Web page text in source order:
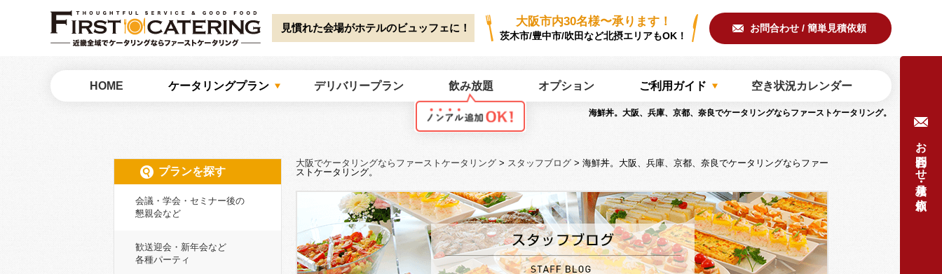
: Undefined array key "HTTP_ACCEPT_LANGUAGE" in /home/catwork/first-catering.jp/public_html/wp2025/wp-content/themes/first-catering/common/meta.phpon line51
海鮮丼。大阪、兵庫、京都、奈良でケータリングならファーストケータリング。
見慣れた会場がホテルのビュッフェに！ 大阪市内30名様〜承ります！
茨木市/豊中市/吹田など北摂エリアもOK！
お問合わせ / 簡単見積依頼
HOME ケータリングプラン デリバリープラン 飲み放題 オプション ご利用ガイド 空き状況カレンダー
大阪でケータリングならファーストケータリング > スタッフブログ > 海鮮丼。大阪、兵庫、京都、奈良でケータリングならファー
ストケータリング。
プランを探す
会議・学会・セミナー後の
懇親会など
歓送迎会・新年会など
各種パーティ
お問合わせ・見積り依頼